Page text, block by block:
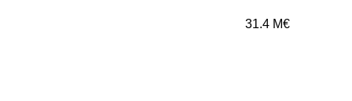
31.4 M€